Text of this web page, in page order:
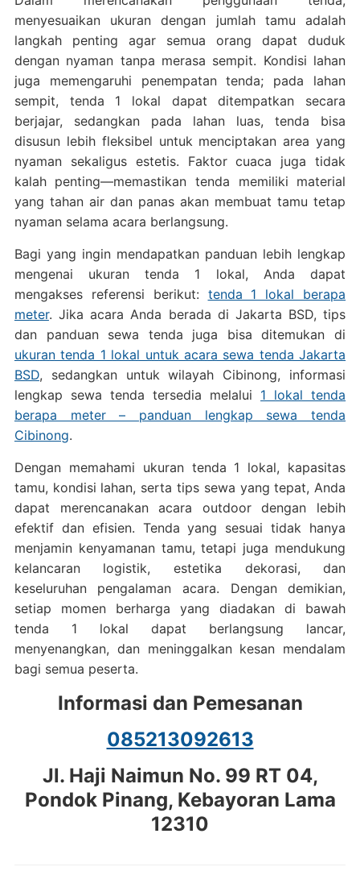
menyesuaikan ukuran dengan jumlah tamu adalah
langkah penting agar semua orang dapat duduk
dengan nyaman tanpa merasa sempit. Kondisi lahan
juga memengaruhi penempatan tenda; pada lahan
sempit, tenda 1 lokal dapat ditempatkan secara
berjajar, sedangkan pada lahan luas, tenda bisa
disusun lebih fleksibel untuk menciptakan area yang
nyaman sekaligus estetis. Faktor cuaca juga tidak
kalah penting—memastikan tenda memiliki material
yang tahan air dan panas akan membuat tamu tetap
nyaman selama acara berlangsung.
Bagi yang ingin mendapatkan panduan lebih lengkap
mengenai ukuran tenda 1 lokal, Anda dapat
mengakses referensi berikut: tenda 1 lokal berapa
meter. Jika acara Anda berada di Jakarta BSD, tips
dan panduan sewa tenda juga bisa ditemukan di
ukuran tenda 1 lokal untuk acara sewa tenda Jakarta
BSD, sedangkan untuk wilayah Cibinong, informasi
lengkap sewa tenda tersedia melalui 1 lokal tenda
berapa meter – panduan lengkap sewa tenda
Cibinong.
Dengan memahami ukuran tenda 1 lokal, kapasitas
tamu, kondisi lahan, serta tips sewa yang tepat, Anda
dapat merencanakan acara outdoor dengan lebih
efektif dan efisien. Tenda yang sesuai tidak hanya
menjamin kenyamanan tamu, tetapi juga mendukung
kelancaran logistik, estetika dekorasi, dan
keseluruhan pengalaman acara. Dengan demikian,
setiap momen berharga yang diadakan di bawah
tenda 1 lokal dapat berlangsung lancar,
menyenangkan, dan meninggalkan kesan mendalam
bagi semua peserta.
Informasi dan Pemesanan
085213092613
Jl. Haji Naimun No. 99 RT 04,
Pondok Pinang, Kebayoran Lama
12310